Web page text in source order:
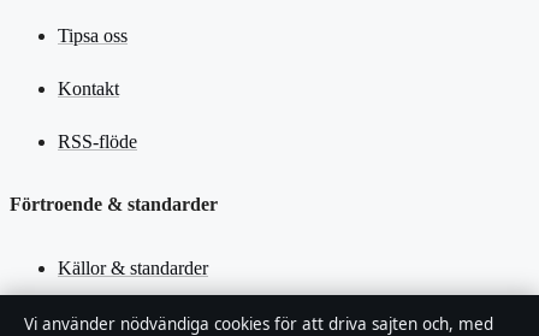
Tipsa oss
Kontakt
RSS-flöde
Förtroende & standarder
Källor & standarder
Redaktionell policy
Vi använder nödvändiga cookies för att driva sajten och, med